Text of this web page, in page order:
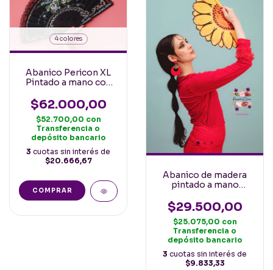
4 colores
Abanico Pericon XL
Pintado a mano con
Terminacion de
Puntilla
$62.000,00
$52.700,00 con
Transferencia o
depósito bancario
3 cuotas sin interés de
$20.666,67
COMPRAR
Abanico de madera
pintado a mano
larga
$29.500,00
$25.075,00 con
Transferencia o
depósito bancario
3 cuotas sin interés de
$9.833,33